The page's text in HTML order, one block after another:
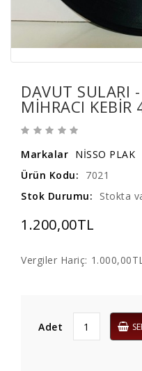
DAVUT SULARI
MIHRACI KEBIR
Markalar NİSSO PLAK
Ürün Kodu:
7021
Stok Durumu:
Stokta
1.200,00TL
Vergiler Hariç:
Adet